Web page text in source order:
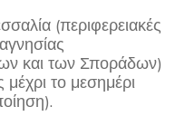
(περιφερειακές
και των Σποράδων)
το μεσημέρι